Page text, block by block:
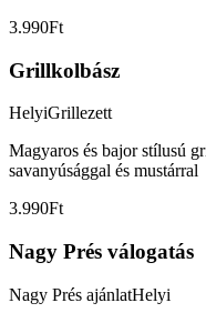
3.990Ft
Grillkolbász
HelyiGrillezett
Magyaros és bajor stílusú
savanyúsággal és mustárral
3.990Ft
Nagy Prés válogatás
Nagy Prés ajánlatHelyi